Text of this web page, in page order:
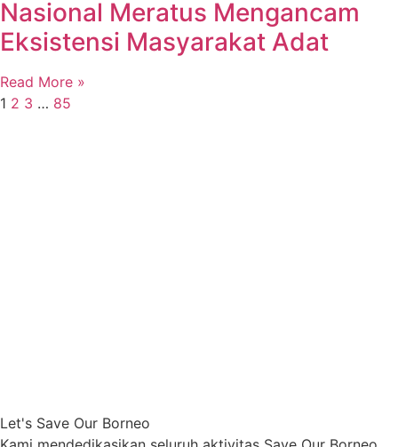
Nasional Meratus Mengancam
Eksistensi Masyarakat Adat
Read More »
1 2 3 … 85
Let's Save Our Borneo